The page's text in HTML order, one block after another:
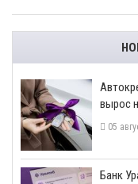
вырос
05
​Банк